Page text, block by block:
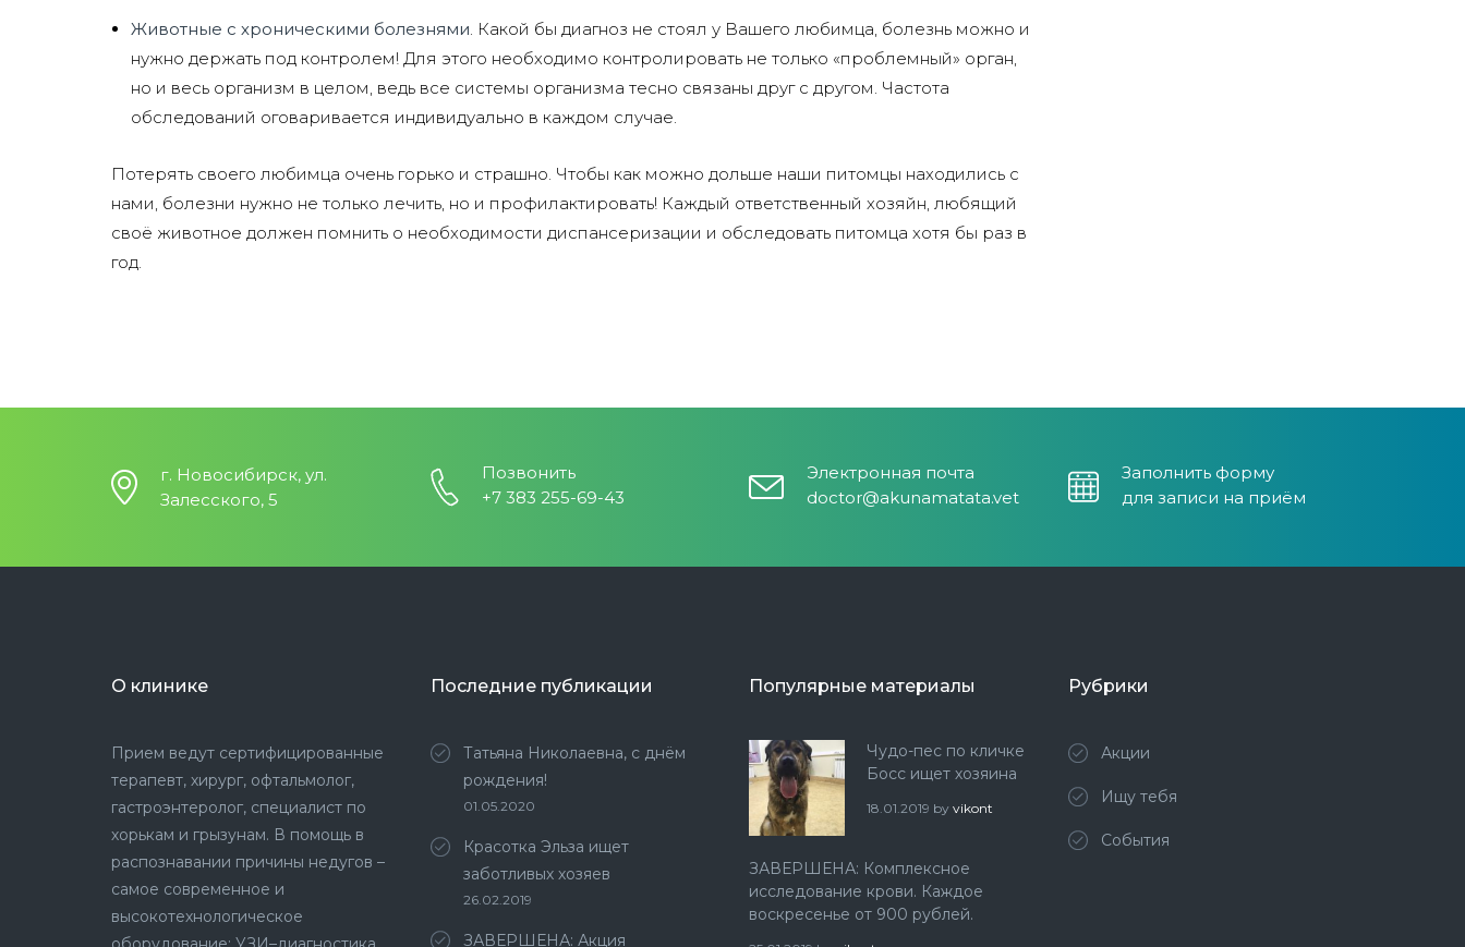
Животные с хроническими болезнями. Какой бы диагноз не стоял у Вашего любимца, болезнь можно и
нужно держать под контролем! Для этого необходимо контролировать не только «проблемный» орган,
но и весь организм в целом, ведь все системы организма тесно связаны друг с другом. Частота
обследований оговаривается индивидуально в каждом случае.
Потерять своего любимца очень горько и страшно. Чтобы как можно дольше наши питомцы находились с
нами, болезни нужно не только лечить, но и профилактировать! Каждый ответственный хозяйн, любящий
своё животное должен помнить о необходимости диспансеризации и обследовать питомца хотя бы раз в
год.
г. Новосибирск, ул.
Залесского, 5
Позвонить
+7 383 255-69-43
Электронная почта
doctor@akunamatata.vet
Заполнить форму
для записи на приём
О клинике
Прием ведут сертифицированные
терапевт, хирург, офтальмолог,
гастроэнтеролог, специалист по
хорькам и грызунам. В помощь в
распознавании причины недугов –
самое современное и
высокотехнологическое
Последние публикации
Татьяна Николаевна, с днём
рождения!
01.05.2020
Красотка Эльза ищет
заботливых хозяев
26.02.2019
ЗАВЕРШЕНА: Акция
Популярные материалы
Чудо-пес по кличке
Босс ищет хозяина
18.01.2019 by vikont
ЗАВЕРШЕНА: Комплексное
исследование крови. Каждое
воскресенье от 900 рублей.
Рубрики
Акции
Ищу тебя
События